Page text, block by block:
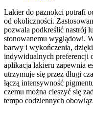
Lakier do paznokci potrafi
od okoliczności.
pozwala podkreślić nastrój
stonowanemu wyglądowi.
barwy i wykończenia,
indywidualnych preferencji
aplikacja lakieru zapewnia
utrzymuje się przez długi
łączą intensywność
czemu można cieszyć się
tempo codziennych